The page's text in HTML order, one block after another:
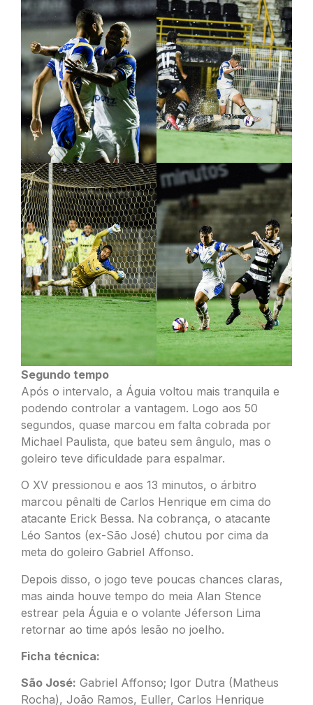
Segundo tempo
Após o intervalo, a Águia voltou mais tranquila e
podendo controlar a vantagem. Logo aos 50
segundos, quase marcou em falta cobrada por
Michael Paulista, que bateu sem ângulo, mas o
goleiro teve dificuldade para espalmar.
O XV pressionou e aos 13 minutos, o árbitro
marcou pênalti de Carlos Henrique em cima do
atacante Erick Bessa. Na cobrança, o atacante
Léo Santos (ex-São José) chutou por cima da
meta do goleiro Gabriel Affonso.
Depois disso, o jogo teve poucas chances claras,
mas ainda houve tempo do meia Alan Stence
estrear pela Águia e o volante Jéferson Lima
retornar ao time após lesão no joelho.
Ficha técnica:
São José: Gabriel Affonso; Igor Dutra (Matheus
Rocha), João Ramos, Euller, Carlos Henrique